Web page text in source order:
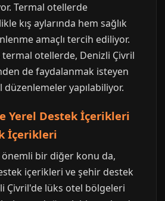
Termal otellerde
kış aylarında hem sağlık
amaçlı tercih ediliyor.
otellerde, Denizli Çivril
de faydalanmak isteyen
yapılabiliyor.
Yerel Destek İçerikleri
İçerikleri
bir diğer konu da,
içerikleri ve şehir destek
Çivril'de lüks otel bölgeleri